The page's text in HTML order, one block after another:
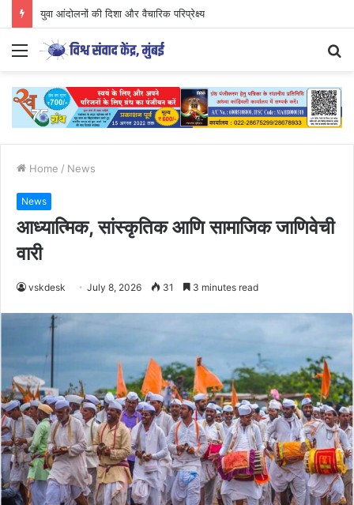
युवा आंदोलनों की दिशा और वैचारिक परिप्रेक्ष्य
Menu
Home / News
News
आध्यात्मिक, सांस्कृतिक आणि सामाजिक जाणिवेची
वारी
vskdesk July 8, 2026 31 3 minutes read